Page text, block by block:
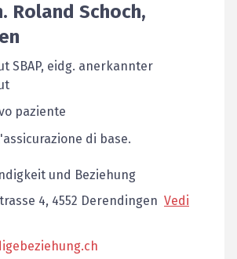
Roland Schoch,
SBAP, eidg. anerkannter
paziente
di base.
und Beziehung
4, 4552 Derendingen Vedi